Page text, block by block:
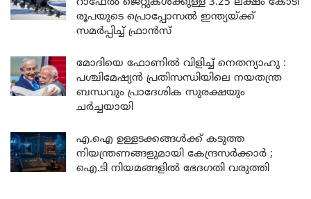
രൂപയുടെ പ്രൊപ്പോസൽ ഇന്ത്യയ്ക്ക്
സമർപ്പിച്ച് ഫ്രാൻസ്
മോദിയെ ഫോണിൽ വിളിച്ച് നെതന്യാഹു :
പശ്ചിമേഷ്യൻ പ്രതിസന്ധിയിലെ നയതന്ത്ര
ബന്ധവും പ്രാദേശിക സുരക്ഷയും
ചർച്ചയായി
എ.ഐ ഉള്ളടക്കങ്ങൾക്ക് കടുത്ത
നിയന്ത്രണങ്ങളുമായി കേന്ദ്രസർക്കാർ ;
ഐ.ടി നിയമങ്ങളിൽ ഭേദഗതി വരുത്തി